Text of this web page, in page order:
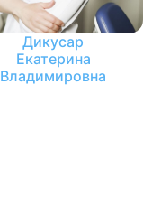
Дикусар
Екатерина
Владимировна